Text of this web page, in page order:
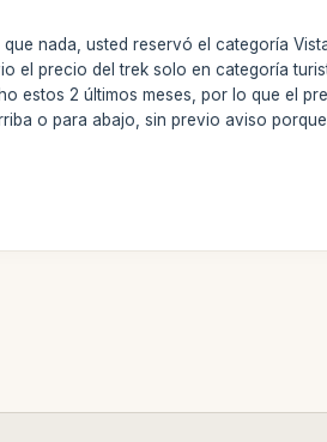
nada, usted reservó el categoría
el precio del trek solo en categoría
estos 2 últimos meses, por lo que el
o para abajo, sin previo aviso